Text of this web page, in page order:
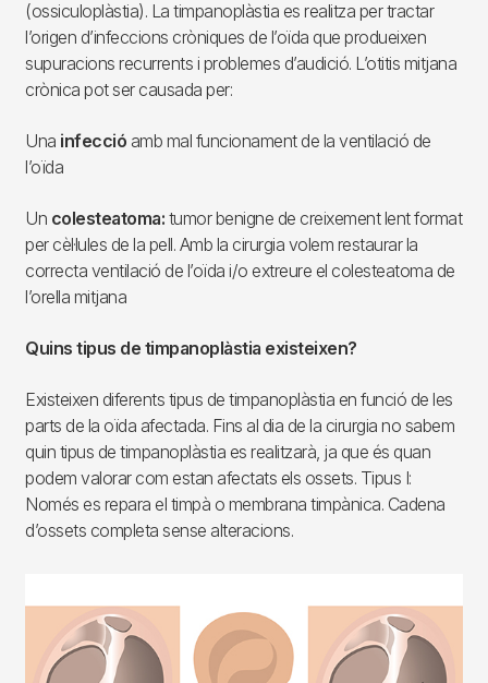
(ossiculoplàstia). La timpanoplàstia es realitza per tractar
l’origen d’infeccions cròniques de l’oïda que produeixen
supuracions recurrents i problemes d’audició. L’otitis mitjana
crònica pot ser causada per:
Una infecció amb mal funcionament de la ventilació de
l’oïda
Un colesteatoma: tumor benigne de creixement lent format
per cèl·lules de la pell. Amb la cirurgia volem restaurar la
correcta ventilació de l’oïda i/o extreure el colesteatoma de
l’orella mitjana
Quins tipus de timpanoplàstia existeixen?
Existeixen diferents tipus de timpanoplàstia en funció de les
parts de la oïda afectada. Fins al dia de la cirurgia no sabem
quin tipus de timpanoplàstia es realitzarà, ja que és quan
podem valorar com estan afectats els ossets. Tipus I:
Només es repara el timpà o membrana timpànica. Cadena
d’ossets completa sense alteracions.